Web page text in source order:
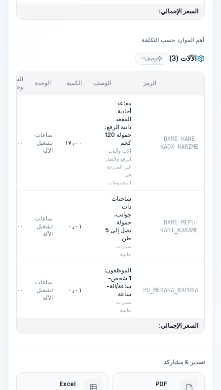
السعر الإجمالي:
أهم الموارد حسب التكلفة
الآلات (3) وصفKI
الرمز الوصف الكمية الوحدة
السعر/
وحدة
DXME-KANE-
KADX_KARIME
مقاعد
أحادية
المقعد
ذاتية الرفع،
حمولة 120
كجم
آلات وآليات
الرفع والنقل
غير المدرجة
في
المجموعات
١٧٫٠٠
ساعات
تشغيل
الآلة
٠٫٠٠
DXME-MEPU-
KARI_KAKAME
شاحنات
ذات
جوانب،
حمولة
تصل إلى 5
طن
سيارات
جانبية
٠٫٠١
ساعات
تشغيل
الآلة
٠٫٠٠
PU_MEKAKA_KAPUKA
الموظفون:
1 شخص-
ساعة/آلة-
ساعة
سيارات
جانبية
٠٫٠١
ساعات
تشغيل
الآلة
٠٫٠٠
السعر الإجمالي:
تصدير & مشاركة
PDF
Excel